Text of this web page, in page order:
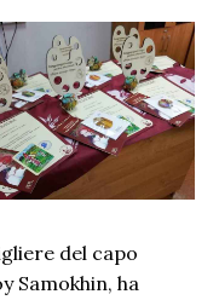
del capo
Samokhin, ha